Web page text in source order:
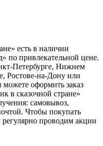
есть в наличии
по привлекательной цене.
Петербурге, Нижнем
Ростове-на-Дону или
оформить заказ
в сказочной стране»
самовывоз,
Чтобы покупать
проводим акции